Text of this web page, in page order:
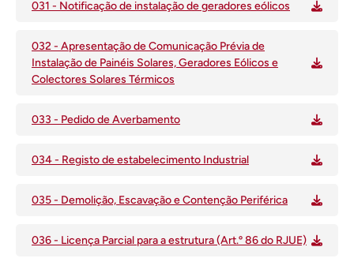
031 - Notificação de instalação de geradores eólicos
032 - Apresentação de Comunicação Prévia de
Instalação de Painéis Solares, Geradores Eólicos e
Colectores Solares Térmicos
033 - Pedido de Averbamento
034 - Registo de estabelecimento Industrial
035 - Demolição, Escavação e Contenção Periférica
036 - Licença Parcial para a estrutura (Art.º 86 do RJUE)